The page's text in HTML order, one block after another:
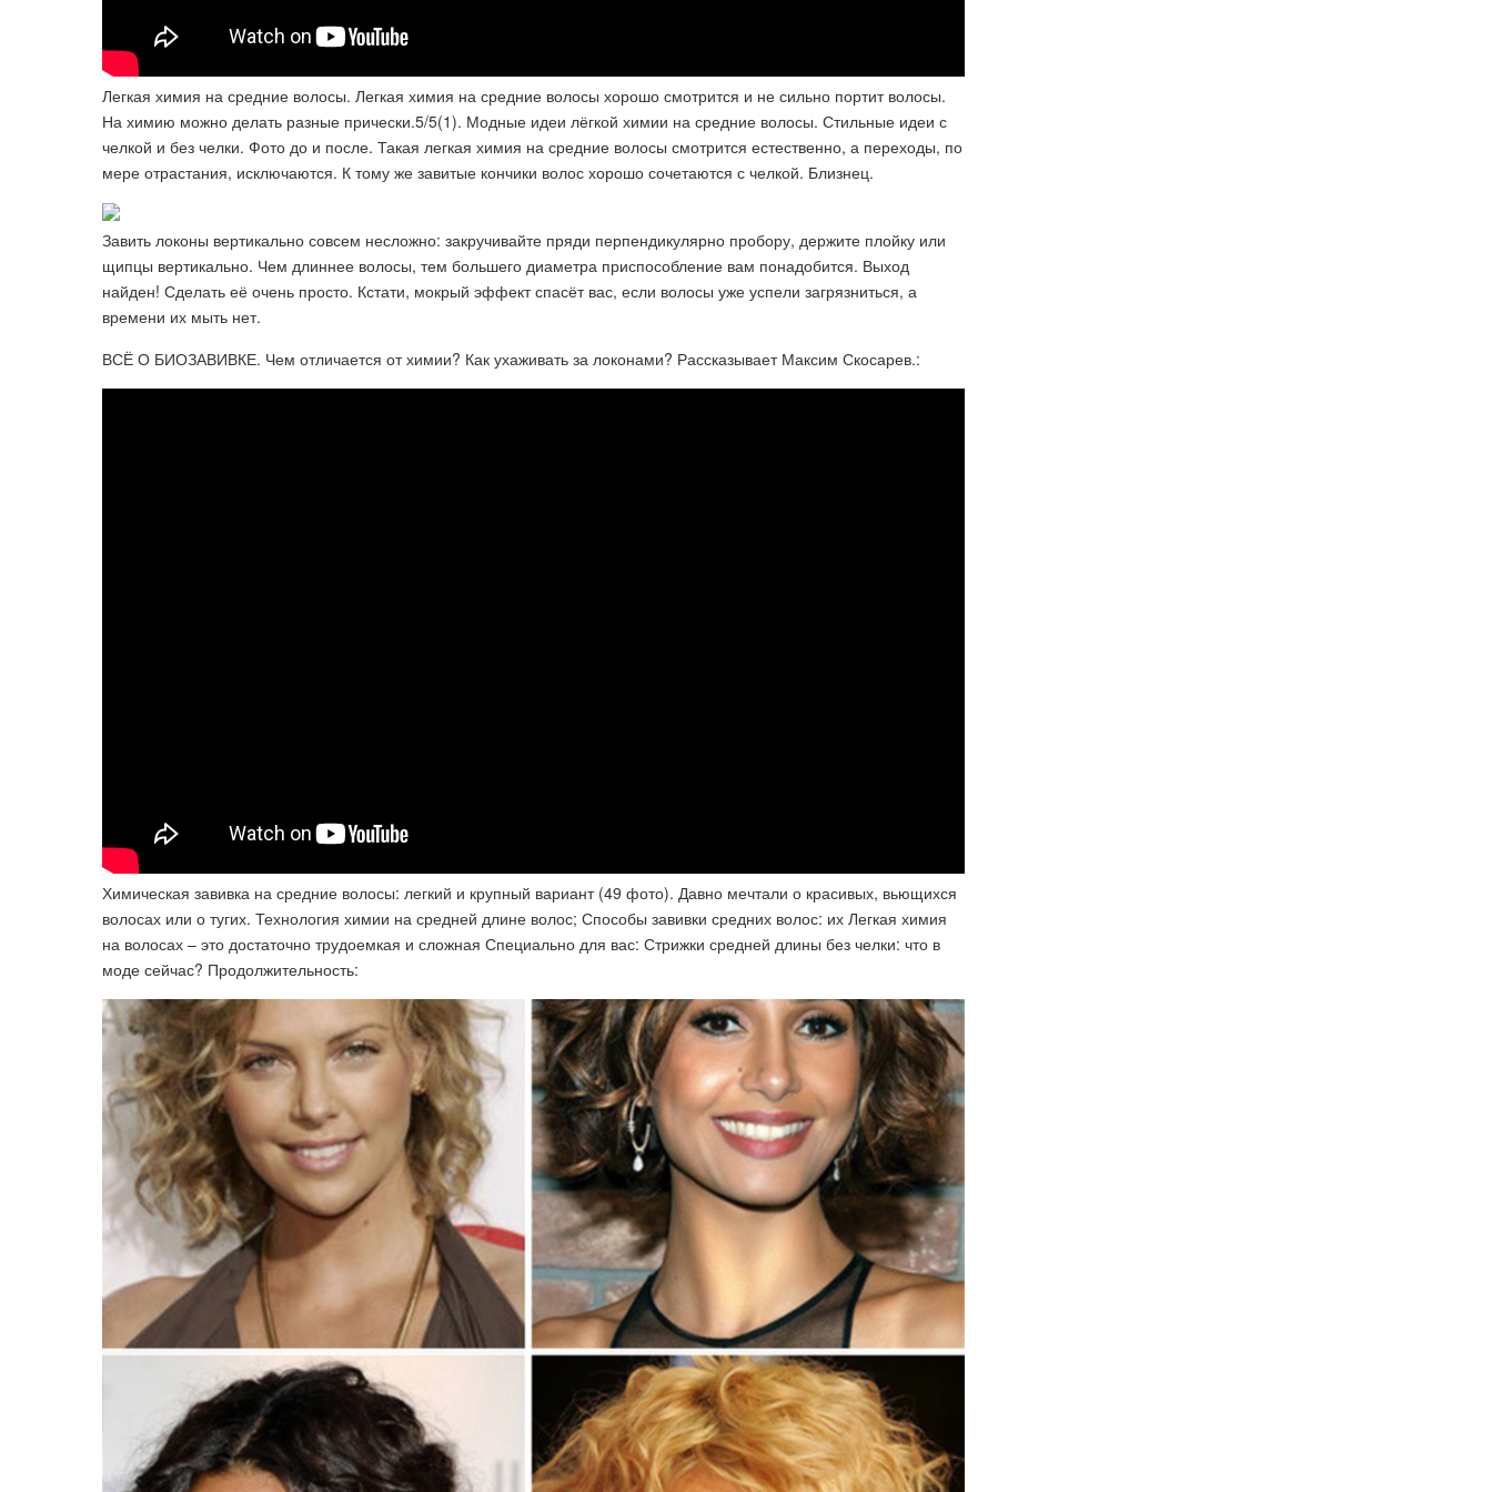
Легкая химия на средние волосы. Легкая химия на средние волосы хорошо смотрится и не сильно портит волосы.
На химию можно делать разные прически.5/5(1). Модные идеи лёгкой химии на средние волосы. Стильные идеи с
челкой и без челки. Фото до и после. Такая легкая химия на средние волосы смотрится естественно, а переходы, по
мере отрастания, исключаются. К тому же завитые кончики волос хорошо сочетаются с челкой. Близнец.
Завить локоны вертикально совсем несложно: закручивайте пряди перпендикулярно пробору, держите плойку или
щипцы вертикально. Чем длиннее волосы, тем большего диаметра приспособление вам понадобится. Выход
найден! Сделать её очень просто. Кстати, мокрый эффект спасёт вас, если волосы уже успели загрязниться, а
времени их мыть нет.
ВСЁ О БИОЗАВИВКЕ. Чем отличается от химии? Как ухаживать за локонами? Рассказывает Максим Скосарев.:
Химическая завивка на средние волосы: легкий и крупный вариант (49 фото)​. Давно мечтали о красивых, вьющихся
волосах или о тугих. Технология химии на средней длине волос; Способы завивки средних волос: их Легкая химия
на волосах – это достаточно трудоемкая и сложная Специально для вас: Стрижки средней длины без челки: что в
моде сейчас? Продолжительность: